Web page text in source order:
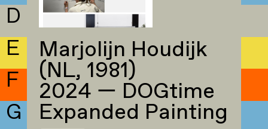
D
E
F
G
Marjolijn Houdijk
(NL, 1981)
2024 — DOGtime
Expanded Painting